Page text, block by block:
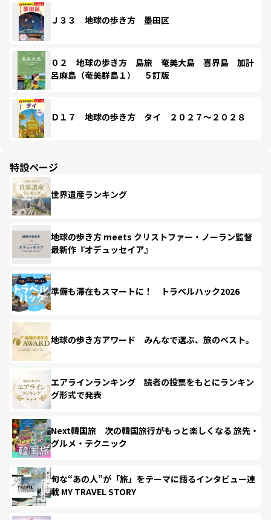
Ｊ３３ 地球の歩き方 墨田区
０２ 地球の歩き方 島旅 奄美大島 喜界島 加計
呂麻島（奄美群島１） ５訂版
Ｄ１７ 地球の歩き方 タイ ２０２７～２０２８
特設ページ
世界遺産ランキング
地球の歩き方 meets クリストファー・ノーラン監督
最新作『オデュッセイア』
準備も滞在もスマートに！ トラベルハック2026
地球の歩き方アワード みんなで選ぶ、旅のベスト。
エアラインランキング 読者の投票をもとにランキン
グ形式で発表
Next韓国旅 次の韓国旅行がもっと楽しくなる 旅先・
グルメ・テクニック
旬な“あの人”が「旅」をテーマに語るインタビュー連
載 MY TRAVEL STORY